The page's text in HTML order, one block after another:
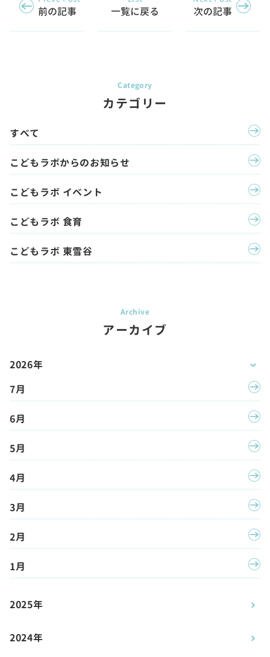
前の記事 一覧に戻る 次の記事
カテゴリー
すべて
こどもラボからのお知らせ
こどもラボ イベント
こどもラボ 食育
こどもラボ 東雪谷
アーカイブ
2026年
7月
6月
5月
4月
3月
2月
1月
2025年
2024年